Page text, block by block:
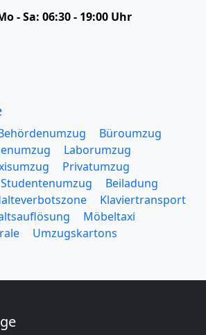
- Sa: 06:30 - 19:00 Uhr
Büroumzug
Laborumzug
Privatumzug
Studentenumzug
Beiladung
Klaviertransport
Möbeltaxi
Umzugskartons